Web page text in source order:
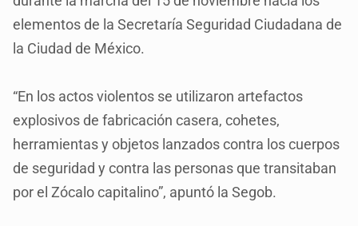
elementos de la Secretaría Seguridad Ciudadana de
la Ciudad de México.
“En los actos violentos se utilizaron artefactos
explosivos de fabricación casera, cohetes,
herramientas y objetos lanzados contra los cuerpos
de seguridad y contra las personas que transitaban
por el Zócalo capitalino”, apuntó la Segob.